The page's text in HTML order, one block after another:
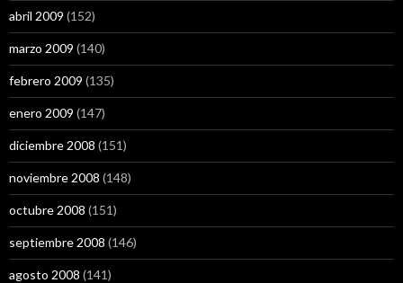
abril 2009 (152)
marzo 2009 (140)
febrero 2009 (135)
enero 2009 (147)
diciembre 2008 (151)
noviembre 2008 (148)
octubre 2008 (151)
septiembre 2008 (146)
agosto 2008 (141)